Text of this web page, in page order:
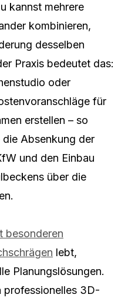
kannst mehrere
kombinieren,
desselben
Praxis bedeutet das:
oder
für
erstellen – so
Absenkung der
und den Einbau
über die
besonderen
lebt,
Planungslösungen.
professionelles 3D-